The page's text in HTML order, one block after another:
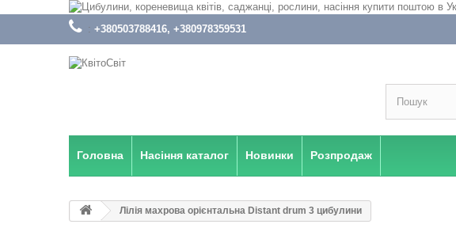
: +380503788416, +380978359531
Головна Насіння каталог Новинки Розпродаж
Лілія махрова орієнтальна Distant drum 3 цибулини